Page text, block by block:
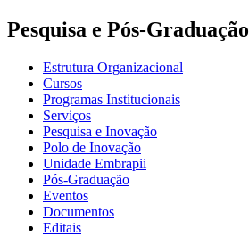
Pesquisa e Pós-Graduação
Estrutura Organizacional
Cursos
Programas Institucionais
Serviços
Pesquisa e Inovação
Polo de Inovação
Unidade Embrapii
Pós-Graduação
Eventos
Documentos
Editais